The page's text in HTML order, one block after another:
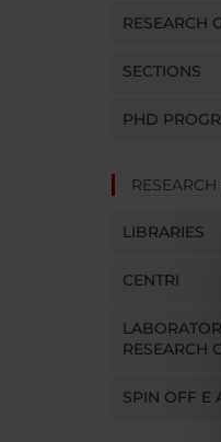
RESEARCH
SECTIONS
PHD
LIBRARIES
CENTRI
RESEARCH
SPIN OFF E